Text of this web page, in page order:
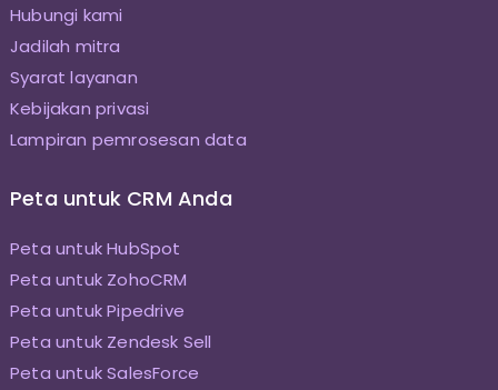
Hubungi kami
Jadilah mitra
Syarat layanan
Kebijakan privasi
Lampiran pemrosesan data
Peta untuk CRM Anda
Peta untuk HubSpot
Peta untuk ZohoCRM
Peta untuk Pipedrive
Peta untuk Zendesk Sell
Peta untuk SalesForce